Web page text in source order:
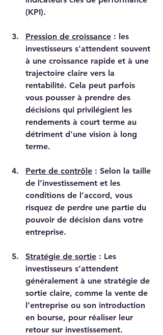
(KPI).
Pression de croissance : les
investisseurs s'attendent souvent
à une croissance rapide et à une
trajectoire claire vers la
rentabilité. Cela peut parfois
vous pousser à prendre des
décisions qui privilégient les
rendements à court terme au
détriment d'une vision à long
terme.
Perte de contrôle : Selon la taille
de l’investissement et les
conditions de l’accord, vous
risquez de perdre une partie du
pouvoir de décision dans votre
entreprise.
Stratégie de sortie : Les
investisseurs s’attendent
généralement à une stratégie de
sortie claire, comme la vente de
l’entreprise ou son introduction
en bourse, pour réaliser leur
retour sur investissement.